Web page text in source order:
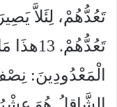
تَعُدُّهُمْ، لِئَلاَّ
تَعُدُّهُمْ.
الْمَعْدُودِينَ: